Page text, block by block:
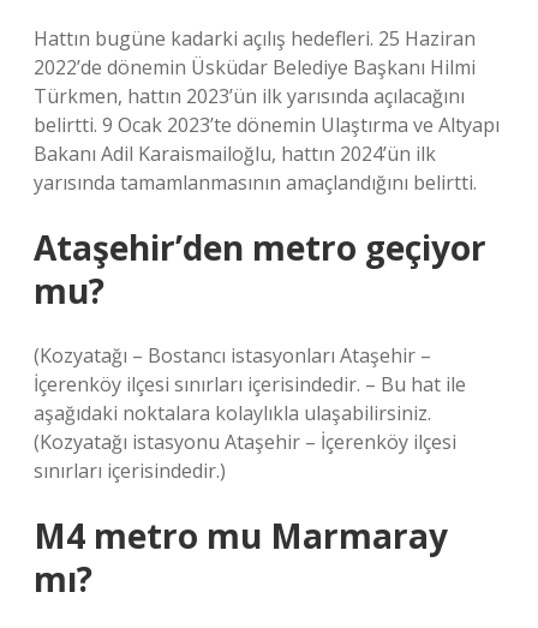
Hattın bugüne kadarki açılış hedefleri. 25 Haziran
2022’de dönemin Üsküdar Belediye Başkanı Hilmi
Türkmen, hattın 2023’ün ilk yarısında açılacağını
belirtti. 9 Ocak 2023’te dönemin Ulaştırma ve Altyapı
Bakanı Adil Karaismailoğlu, hattın 2024’ün ilk
yarısında tamamlanmasının amaçlandığını belirtti.
Ataşehir’den metro geçiyor
mu?
(Kozyatağı – Bostancı istasyonları Ataşehir –
İçerenköy ilçesi sınırları içerisindedir. – Bu hat ile
aşağıdaki noktalara kolaylıkla ulaşabilirsiniz.
(Kozyatağı istasyonu Ataşehir – İçerenköy ilçesi
sınırları içerisindedir.)
M4 metro mu Marmaray
mı?